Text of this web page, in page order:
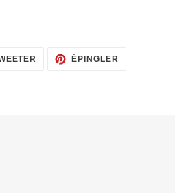
TWEETER
SUR
ÉPINGLER